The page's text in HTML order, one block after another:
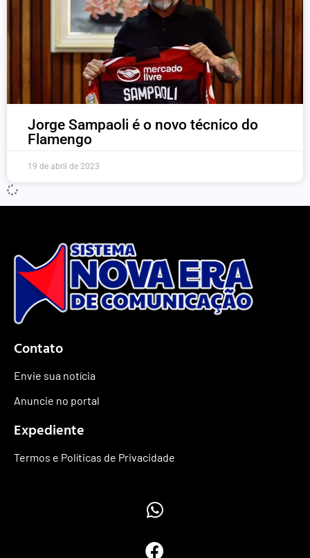
Jorge Sampaoli é o novo técnico do
Flamengo
19 de abril de 2023
Contato
Envie sua notícia
Anuncie no portal
Expediente
Termos e Políticas de Privacidade